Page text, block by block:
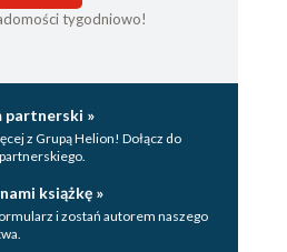
tygodniowo!
partnerski »
z Grupą Helion! Dołącz do
książkę »
i zostań autorem naszego